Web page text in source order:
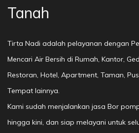
Tanah
Tirta Nadi adalah pelayanan dengan
Mencari Air Bersih di Rumah, Kantor,
Restoran, Hotel, Apartment, Taman,
Tempat lainnya.
Kami sudah menjalankan jasa Bor
hingga kini, dan siap melayani untuk